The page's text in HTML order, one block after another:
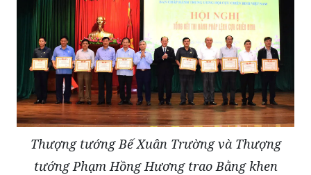
Thượng tướng Bế Xuân Trường và Thượng
tướng Phạm Hồng Hương trao Bằng khen